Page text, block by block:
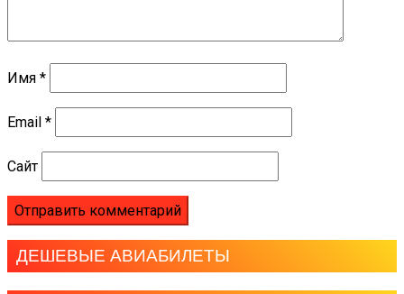
Имя *
Email *
Сайт
ДЕШЕВЫЕ АВИАБИЛЕТЫ